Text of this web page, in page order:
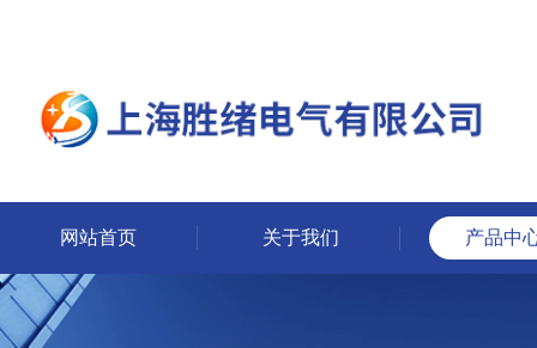
网站首页 关于我们 产品中